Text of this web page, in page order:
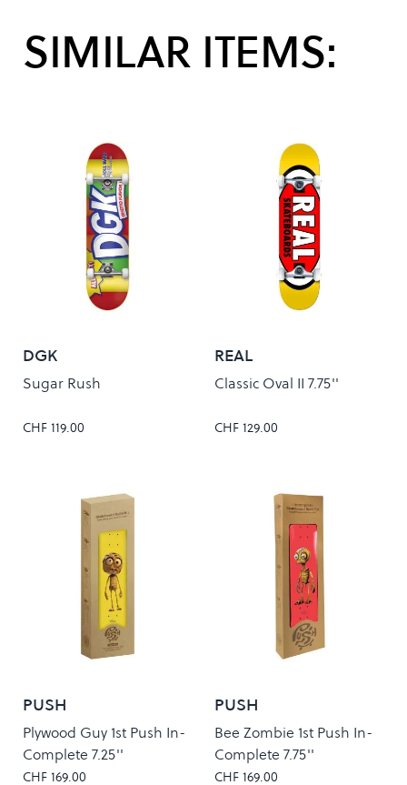
SIMILAR ITEMS:
DGK
Sugar Rush
CHF 119.00
REAL
Classic Oval II 7.75''
CHF 129.00
PUSH
Plywood Guy 1st Push In-
Complete 7.25''
CHF 169.00
PUSH
Bee Zombie 1st Push In-
Complete 7.75''
CHF 169.00